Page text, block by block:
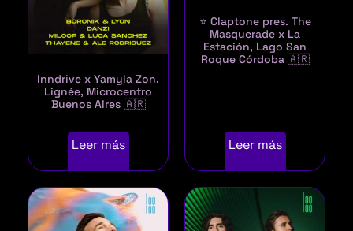
Inndrive x Yamyla Zon,
Lignée, Microcentro
Buenos Aires 🇦🇷
Leer más
⭐ Claptone pres. The
Masquerade x La
Estación, Lago San
Roque Córdoba 🇦🇷
Leer más